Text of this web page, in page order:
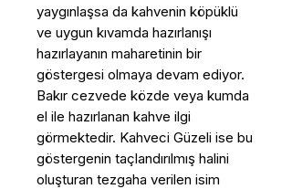
yaygınlaşsa da kahvenin köpüklü
ve uygun kıvamda hazırlanışı
hazırlayanın maharetinin bir
göstergesi olmaya devam ediyor.
Bakır cezvede közde veya kumda
el ile hazırlanan kahve ilgi
görmektedir. Kahveci Güzeli ise bu
göstergenin taçlandırılmış halini
oluşturan tezgaha verilen isim